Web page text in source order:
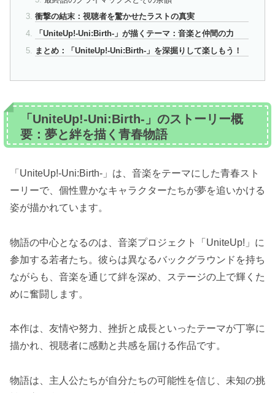
衝撃の結末：視聴者を驚かせたラストの真実
「UniteUp!-Uni:Birth-」が描くテーマ：音楽と仲間の力
まとめ：「UniteUp!-Uni:Birth-」を深掘りして楽しもう！
「UniteUp!-Uni:Birth-」のストーリー概
要：夢と絆を描く青春物語
「UniteUp!-Uni:Birth-」は、音楽をテーマにした青春スト
ーリーで、個性豊かなキャラクターたちが夢を追いかける
姿が描かれています。
物語の中心となるのは、音楽プロジェクト「UniteUp!」に
参加する若者たち。彼らは異なるバックグラウンドを持ち
ながらも、音楽を通じて絆を深め、ステージの上で輝くた
めに奮闘します。
本作は、友情や努力、挫折と成長といったテーマが丁寧に
描かれ、視聴者に感動と共感を届ける作品です。
物語は、主人公たちが自分たちの可能性を信じ、未知の挑